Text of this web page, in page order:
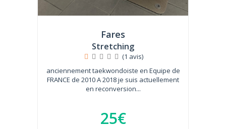
Fares
Stretching
(1 avis)
anciennement taekwondoiste en Equipe de
FRANCE de 2010 A 2018 je suis actuellement
en reconversion...
25€